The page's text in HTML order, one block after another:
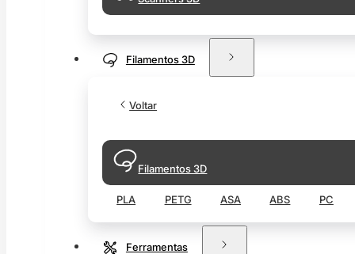
Filamentos 3D
Voltar
Filamentos 3D
PLA PETG ASA ABS PC
Ferramentas